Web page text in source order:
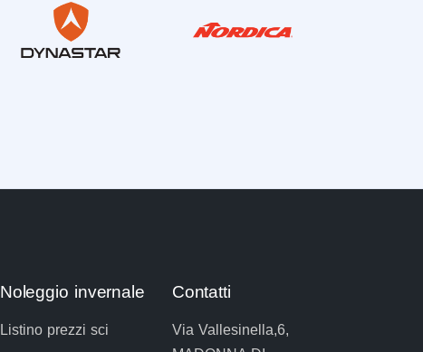
Noleggio invernale
Listino prezzi sci
Contatti
Via Vallesinella,6,